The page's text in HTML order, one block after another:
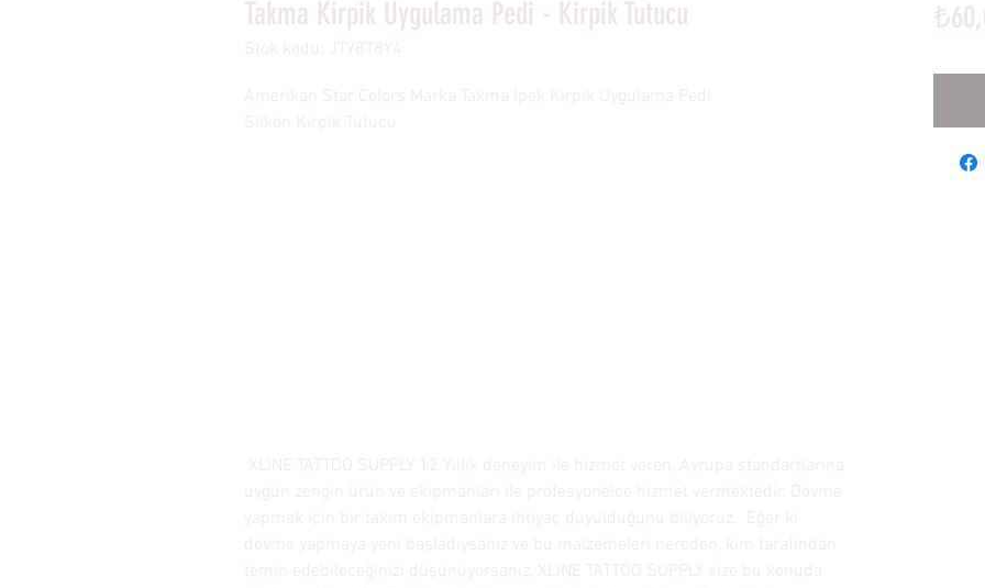
Takma Kirpik Uygulama Pedi - Kirpik Tutucu
Stok kodu: JTY8T8Y4
Amerikan Star Colors Marka Takma İpek Kirpik Uygulama Pedi
Slikon Kirpik Tutucu
XLINE TATTOO SUPPLY 12 Yıllık deneyim ile hizmet veren, Avrupa standartlarına
uygun zengin ürün ve ekipmanları ile profesyonelce hizmet vermektedir. Dövme
yapmak için bir takım ekipmanlara ihtiyaç duyulduğunu biliyoruz. Eğer ki
dövme yapmaya yeni başladıysanız ve bu malzemeleri nereden, kim tarafından
temin edebileceğinizi düşünüyorsanız, XLINE TATTOO SUPPLY size bu konuda